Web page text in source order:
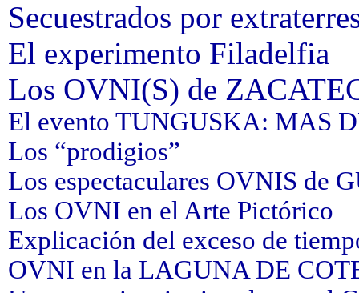
Secuestrados por
El experimento Filadelfia
Los OVNI(S) de
El evento TUNGUSKA: MAS
Los “prodigios”
Los espectaculares OVNIS de
Los OVNI en el Arte Pictórico
Explicación del exceso de
OVNI en la LAGUNA DE